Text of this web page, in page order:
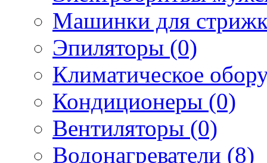
Машинки для
Эпиляторы (0)
Климатическое
Кондиционеры (0)
Вентиляторы (0)
Водонагреватели (8)